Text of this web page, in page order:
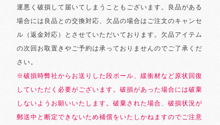
運悪く破損して届いてしまうこともございます。良品がある
場合には良品との交換対応、欠品の場合はご注文のキャンセ
ル（返金対応）とさせていただいております。欠品アイテム
の次回お取置きやご予約は承っておりませんのでご了承くだ
さい。
※破損時弊社からお送りした段ボール、緩衝材など原状回復
していただく必要がございます。破損があった場合には破棄
しないようお願いいたします。破棄された場合、破損状況が
郵送中と断定できないため補償をいたしかねますのでご注意